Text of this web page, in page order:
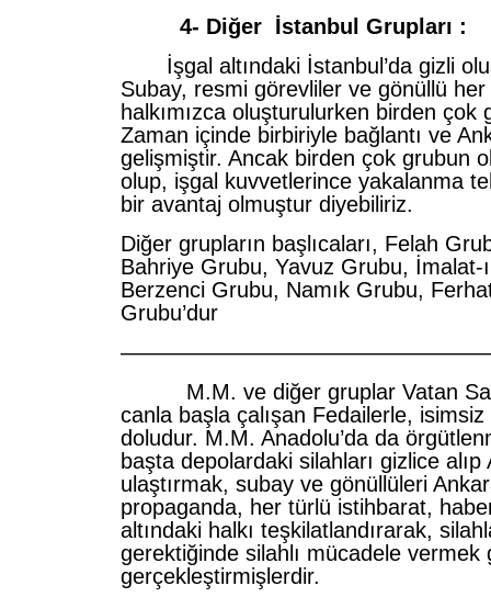
4- Diğer İstanbul Grupları :
İşgal altındaki İstanbul’da gizli
Subay, resmi görevliler ve gönüllü
halkımızca oluşturulurken birden çok
Zaman içinde birbiriyle bağlantı ve
gelişmiştir. Ancak birden çok grubun
olup, işgal kuvvetlerince yakalanma
bir avantaj olmuştur diyebiliriz.
Diğer grupların başlıcaları, Felah
Bahriye Grubu, Yavuz Grubu, İmalat-
Berzenci Grubu, Namık Grubu,
Grubu’dur
M.M. ve diğer gruplar Vatan
canla başla çalışan Fedailerle,
doludur. M.M. Anadolu’da da
başta depolardaki silahları gizlice alıp
ulaştırmak, subay ve gönüllüleri
propaganda, her türlü istihbarat,
altındaki halkı teşkilatlandırarak,
gerektiğinde silahlı mücadele vermek
gerçekleştirmişlerdir.